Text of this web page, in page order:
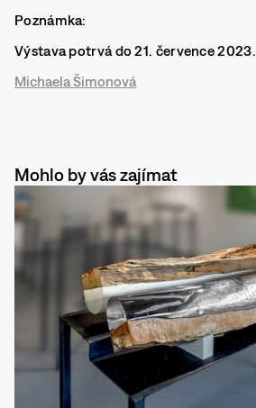
Poznámka:
Výstava potrvá do 21. července 2023.
Michaela Šimonová
Mohlo by vás zajímat